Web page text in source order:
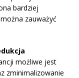
bardziej
zauważyć
możliwe jest
zminimalizowanie